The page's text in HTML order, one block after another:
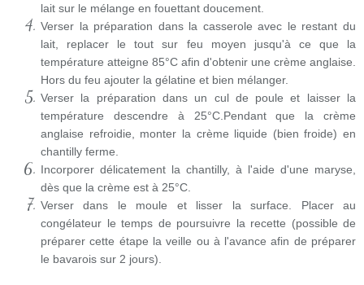
lait sur le mélange en fouettant doucement.
Verser la préparation dans la casserole avec le restant du
lait, replacer le tout sur feu moyen jusqu'à ce que la
température atteigne 85°C afin d'obtenir une crème anglaise.
Hors du feu ajouter la gélatine et bien mélanger.
Verser la préparation dans un cul de poule et laisser la
température descendre à 25°C.Pendant que la crème
anglaise refroidie, monter la crème liquide (bien froide) en
chantilly ferme.
Incorporer délicatement la chantilly, à l'aide d'une maryse,
dès que la crème est à 25°C.
Verser dans le moule et lisser la surface. Placer au
congélateur le temps de poursuivre la recette (possible de
préparer cette étape la veille ou à l'avance afin de préparer
le bavarois sur 2 jours).